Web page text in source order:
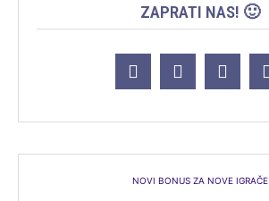
ZAPRATI NAS! 🙂
NOVI BONUS ZA NOVE IGRAČE